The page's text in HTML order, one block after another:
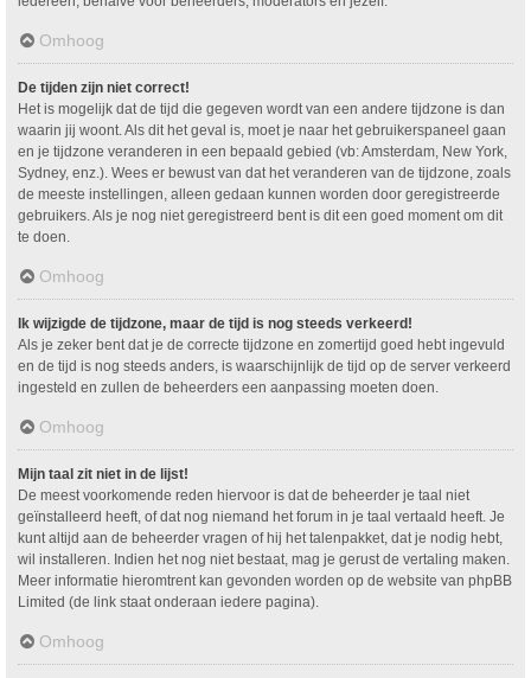
Omhoog
De tijden zijn niet correct!
Het is mogelijk dat de tijd die gegeven wordt van een andere tijdzone is dan
waarin jij woont. Als dit het geval is, moet je naar het gebruikerspaneel gaan
en je tijdzone veranderen in een bepaald gebied (vb: Amsterdam, New York,
Sydney, enz.). Wees er bewust van dat het veranderen van de tijdzone, zoals
de meeste instellingen, alleen gedaan kunnen worden door geregistreerde
gebruikers. Als je nog niet geregistreerd bent is dit een goed moment om dit
te doen.
Omhoog
Ik wijzigde de tijdzone, maar de tijd is nog steeds verkeerd!
Als je zeker bent dat je de correcte tijdzone en zomertijd goed hebt ingevuld
en de tijd is nog steeds anders, is waarschijnlijk de tijd op de server verkeerd
ingesteld en zullen de beheerders een aanpassing moeten doen.
Omhoog
Mijn taal zit niet in de lijst!
De meest voorkomende reden hiervoor is dat de beheerder je taal niet
geïnstalleerd heeft, of dat nog niemand het forum in je taal vertaald heeft. Je
kunt altijd aan de beheerder vragen of hij het talenpakket, dat je nodig hebt,
wil installeren. Indien het nog niet bestaat, mag je gerust de vertaling maken.
Meer informatie hieromtrent kan gevonden worden op de website van phpBB
Limited (de link staat onderaan iedere pagina).
Omhoog